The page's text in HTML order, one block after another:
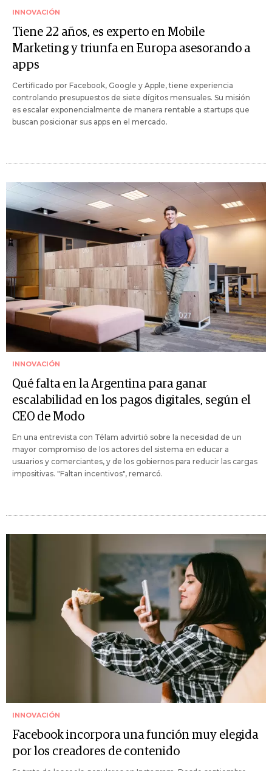
INNOVACIÓN
Tiene 22 años, es experto en Mobile
Marketing y triunfa en Europa asesorando a
apps
Certificado por Facebook, Google y Apple, tiene experiencia
controlando presupuestos de siete dígitos mensuales. Su misión
es escalar exponencialmente de manera rentable a startups que
buscan posicionar sus apps en el mercado.
INNOVACIÓN
Qué falta en la Argentina para ganar
escalabilidad en los pagos digitales, según el
CEO de Modo
En una entrevista con Télam advirtió sobre la necesidad de un
mayor compromiso de los actores del sistema en educar a
usuarios y comerciantes, y de los gobiernos para reducir las cargas
impositivas. "Faltan incentivos", remarcó.
INNOVACIÓN
Facebook incorpora una función muy elegida
por los creadores de contenido